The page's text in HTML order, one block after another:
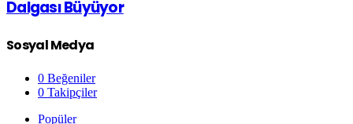
Dalgası Büyüyor
Sosyal Medya
0 Beğeniler
0 Takipçiler
Popüler